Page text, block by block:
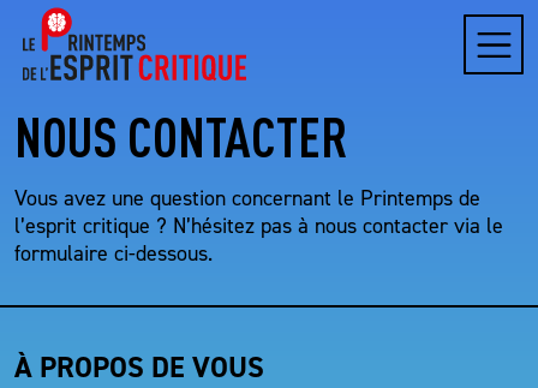
NOUS CONTACTER
Vous avez une question concernant le Printemps de
l’esprit critique ? N’hésitez pas à nous contacter via le
formulaire ci-dessous.
À PROPOS DE VOUS